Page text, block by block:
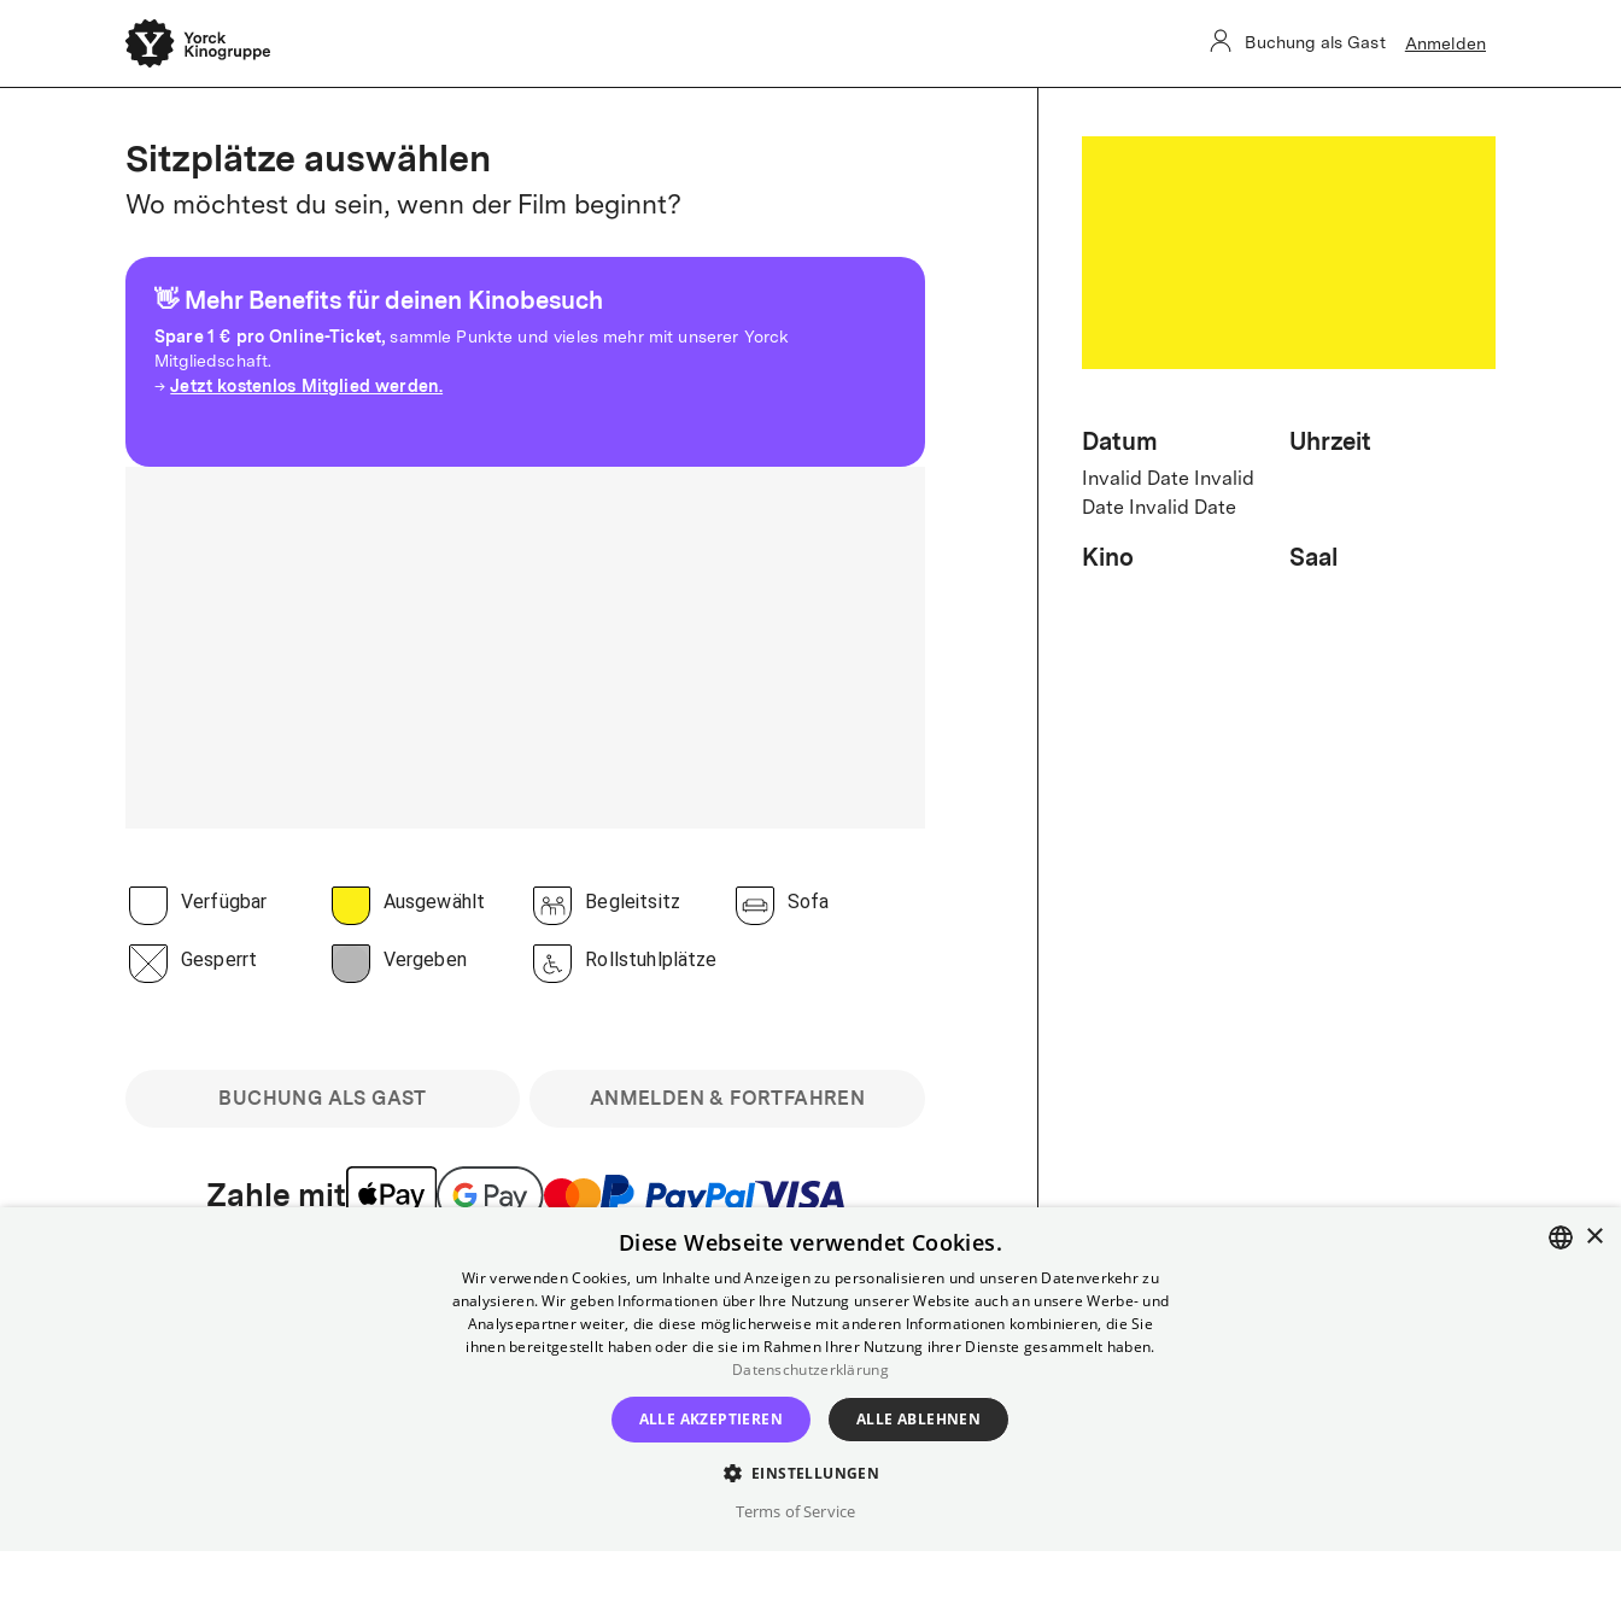
Buchung als Gast Anmelden
Sitzplätze auswählen
Wo möchtest du sein, wenn der Film beginnt?
👋 Mehr Benefits für deinen Kinobesuch
Spare1 € pro Online-Ticket, sammle Punkte und vieles mehr mit unserer Yorck
Mitgliedschaft.
→Jetzt kostenlos Mitglied werden.
Verfügbar Ausgewählt Begleitsitz Sofa
Gesperrt Vergeben Rollstuhlplätze
BUCHUNG ALS GAST ANMELDEN & FORTFAHREN
Zahle mit
Bitte beachte: Gastbuchungen sind nicht stornierbar. Registriere dich kostenlos für bis zu 90
min vor Filmbeginn stornierbare Tickets für reguläre Vorstellungen. Unlimited-Mitglied?
Melde dich an, um deine Benefits nutzen zu können.
Nur sofern du die Buchung angemeldet mit einem kostenlosen Yorck-Mitgliedskonto
Datum
Invalid Date Invalid
Date Invalid Date
Uhrzeit
Kino Saal
×
Diese Webseite verwendet Cookies.
Wir verwenden Cookies, um Inhalte und Anzeigen zu personalisieren und unseren Datenverkehr zu
analysieren. Wir geben Informationen über Ihre Nutzung unserer Website auch an unsere Werbe- und
Analysepartner weiter, die diese möglicherweise mit anderen Informationen kombinieren, die Sie
ihnen bereitgestellt haben oder die sie im Rahmen Ihrer Nutzung ihrer Dienste gesammelt haben.
Datenschutzerklärung
ALLE AKZEPTIEREN ALLE ABLEHNEN
EINSTELLUNGEN
Terms of Service